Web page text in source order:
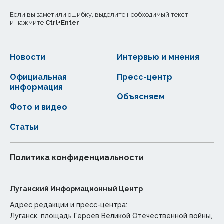
Если вы заметили ошибку, выделите необходимый текст
и нажмите Ctrl+Enter
Новости
Статьи
Официальная
информация
Интервью и мнения
Фото и видео
Пресс-центр
Объясняем
Политика конфиденциальности
Луганский Информационный Центр
Адрес редакции и пресс-центра:
Луганск, площадь Героев Великой Отечественной войны,